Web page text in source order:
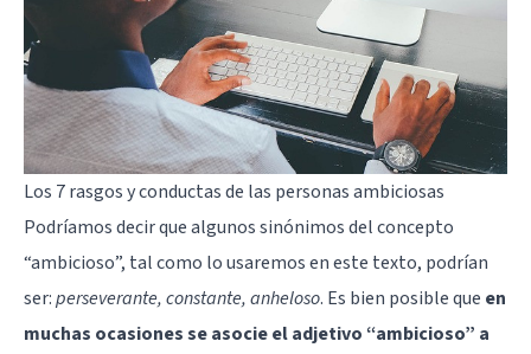
Los 7 rasgos y conductas de las personas ambiciosas
Podríamos decir que algunos sinónimos del concepto
“ambicioso”, tal como lo usaremos en este texto, podrían
ser:perseverante, constante, anheloso. Es bien posible que en
muchas ocasiones se asocie el adjetivo “ambicioso” a